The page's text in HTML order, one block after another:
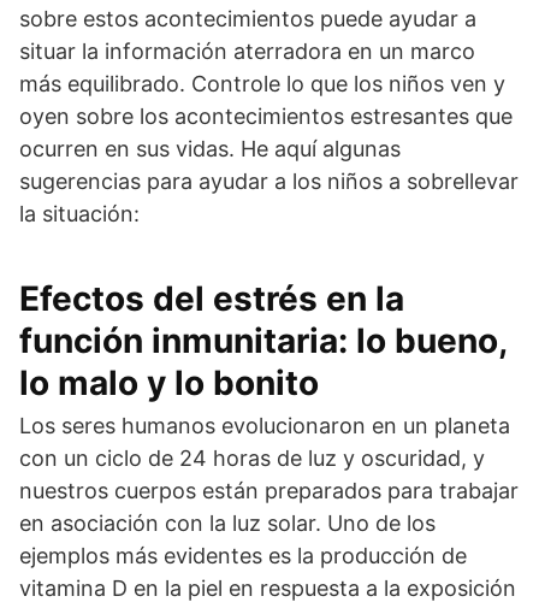
sobre estos acontecimientos puede ayudar a
situar la información aterradora en un marco
más equilibrado. Controle lo que los niños ven y
oyen sobre los acontecimientos estresantes que
ocurren en sus vidas. He aquí algunas
sugerencias para ayudar a los niños a sobrellevar
la situación:
Efectos del estrés en la
función inmunitaria: lo bueno,
lo malo y lo bonito
Los seres humanos evolucionaron en un planeta
con un ciclo de 24 horas de luz y oscuridad, y
nuestros cuerpos están preparados para trabajar
en asociación con la luz solar. Uno de los
ejemplos más evidentes es la producción de
vitamina D en la piel en respuesta a la exposición